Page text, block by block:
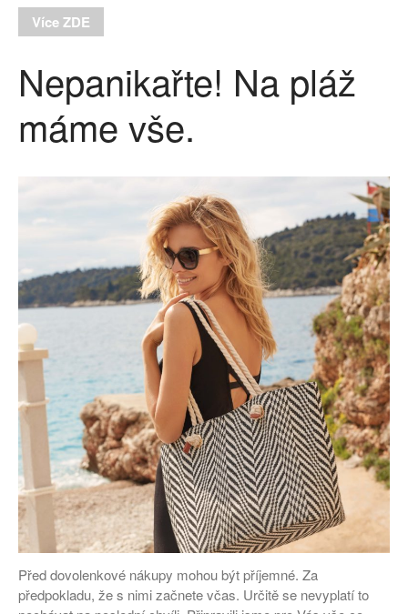
Více ZDE
Nepanikařte! Na pláž
máme vše.
Před dovolenkové nákupy mohou být příjemné. Za
předpokladu, že s nimi začnete včas. Určitě se nevyplatí to